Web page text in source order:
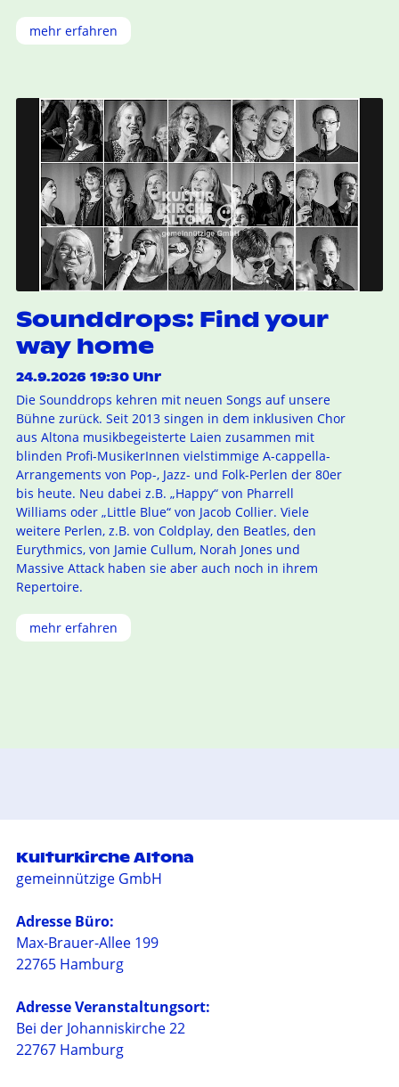
mehr erfahren
Sounddrops: Find your
way home
24.9.2026 19:30 Uhr
Die Sounddrops kehren mit neuen Songs auf unsere
Bühne zurück. Seit 2013 singen in dem inklusiven Chor
aus Altona musikbegeisterte Laien zusammen mit
blinden Profi-MusikerInnen vielstimmige A-cappella-
Arrangements von Pop-, Jazz- und Folk-Perlen der 80er
bis heute. Neu dabei z.B. „Happy“ von Pharrell
Williams oder „Little Blue“ von Jacob Collier. Viele
weitere Perlen, z.B. von Coldplay, den Beatles, den
Eurythmics, von Jamie Cullum, Norah Jones und
Massive Attack haben sie aber auch noch in ihrem
Repertoire.
mehr erfahren
Kulturkirche Altona
gemeinnützige GmbH
Adresse Büro:
Max-Brauer-Allee 199
22765 Hamburg
Adresse Veranstaltungsort:
Bei der Johanniskirche 22
22767 Hamburg